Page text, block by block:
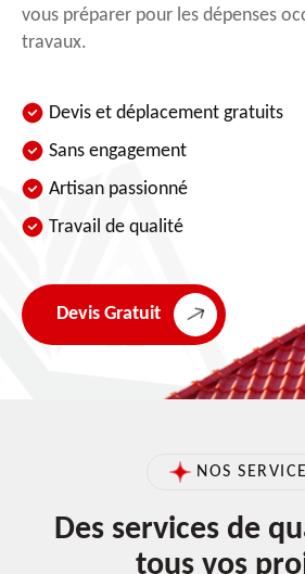
vous préparer pour les dépenses
travaux.
Devis et déplacement gratuits
Sans engagement
Artisan passionné
Travail de qualité
Devis Gratuit
NOS
Des services de
tous vos